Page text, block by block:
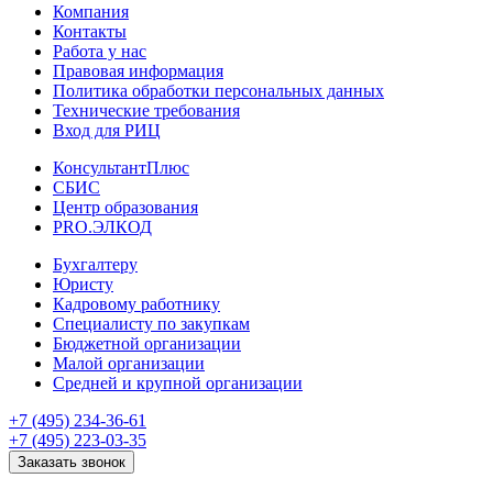
Компания
Контакты
Работа у нас
Правовая информация
Политика обработки персональных данных
Технические требования
Вход для РИЦ
КонсультантПлюс
СБИС
Центр образования
PRO.ЭЛКОД
Бухгалтеру
Юристу
Кадровому работнику
Специалисту по закупкам
Бюджетной организации
Малой организации
Средней и крупной организации
+7 (495) 234-36-61
+7 (495) 223-03-35
Заказать звонок